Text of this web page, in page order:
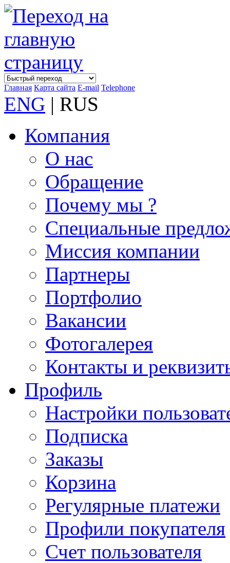
Главная Карта сайта E-mail Telephone
ENG | RUS
Компания
О нас
Обращение
Почему мы ?
Специальные
Миссия компании
Партнеры
Портфолио
Вакансии
Фотогалерея
Контакты и
Профиль
Настройки
Подписка
Заказы
Корзина
Регулярные платежи
Профили покупателя
Счет пользователя